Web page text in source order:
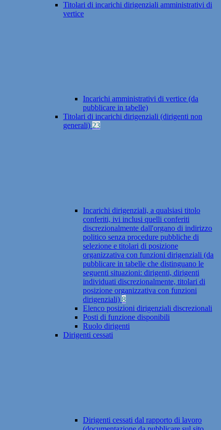
Titolari di incarichi dirigenziali amministrativi di
vertice
Incarichi amministrativi di vertice (da
pubblicare in tabelle)
Titolari di incarichi dirigenziali (dirigenti non
generali) 23
Incarichi dirigenziali, a qualsiasi titolo
conferiti, ivi inclusi quelli conferiti
discrezionalmente dall'organo di indirizzo
politico senza procedure pubbliche di
selezione e titolari di posizione
organizzativa con funzioni dirigenziali (da
pubblicare in tabelle che distinguano le
seguenti situazioni: dirigenti, dirigenti
individuati discrezionalmente, titolari di
posizione organizzativa con funzioni
dirigenziali) 8
Elenco posizioni dirigenziali discrezionali
Posti di funzione disponibili
Ruolo dirigenti
Dirigenti cessati
Dirigenti cessati dal rapporto di lavoro